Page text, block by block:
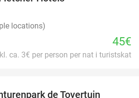
locations)
45€
ca. 3€ per person per nat i turistskat
de Tovertuin